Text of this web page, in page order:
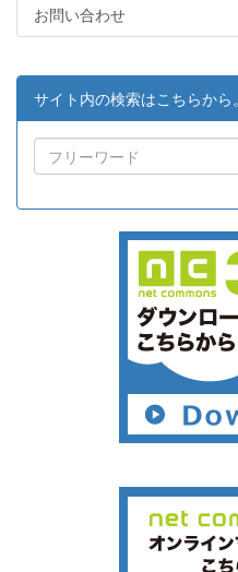
お問い合わせ
サイト内の検索はこちらから。